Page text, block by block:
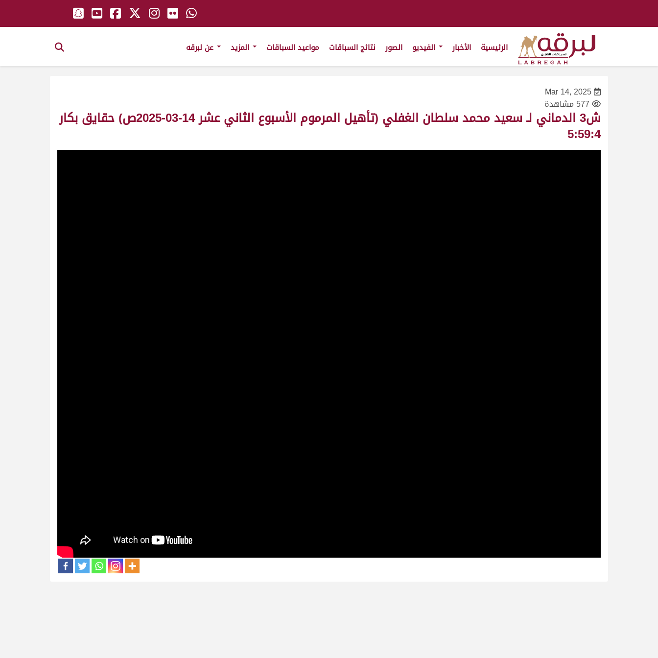
الرئيسية الأخبار الصور نتائج السباقات مواعيد السباقات
Mar 14, 2025
577 مشاهدة
ش3 الدماني لـ سعيد محمد سلطان الغفلي (تأهيل المرموم الأسبوع الثاني عشر 14-03-2025ص) حقايق بكار
5:59:4